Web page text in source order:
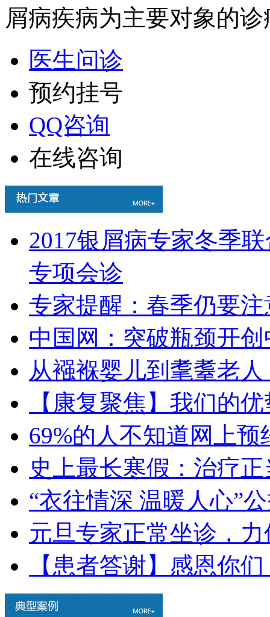
屑病疾病为主要对象的
医生问诊
预约挂号
QQ咨询
在线咨询
2017银屑病专家冬季
专项会诊
专家提醒：春季仍要
中国网：突破瓶颈开
从襁褓婴儿到耄耋老
【康复聚焦】我们的
69%的人不知道网上
史上最长寒假：治疗
“衣往情深 温暖人心”
元旦专家正常坐诊，力
【患者答谢】感恩你